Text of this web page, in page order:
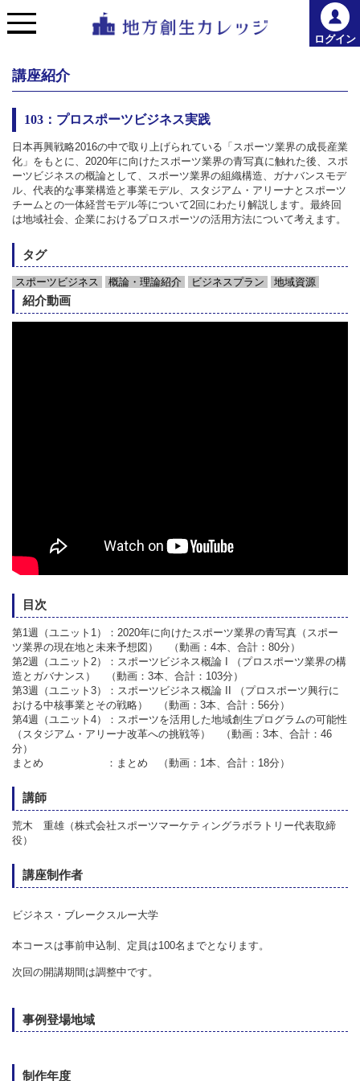
ログイン
講座紹介
103：プロスポーツビジネス実践
日本再興戦略2016の中で取り上げられている「スポーツ業界の成長産業
化」をもとに、2020年に向けたスポーツ業界の青写真に触れた後、スポ
ーツビジネスの概論として、スポーツ業界の組織構造、ガナバンスモデ
ル、代表的な事業構造と事業モデル、スタジアム・アリーナとスポーツ
チームとの一体経営モデル等について2回にわたり解説します。最終回
は地域社会、企業におけるプロスポーツの活用方法について考えます。
タグ
スポーツビジネス 概論・理論紹介 ビジネスプラン 地域資源
紹介動画
目次
第1週（ユニット1）：2020年に向けたスポーツ業界の青写真（スポー
ツ業界の現在地と未来予想図） （動画：4本、合計：80分）
第2週（ユニット2）：スポーツビジネス概論 I （プロスポーツ業界の構
造とガバナンス） （動画：3本、合計：103分）
第3週（ユニット3）：スポーツビジネス概論 II （プロスポーツ興行に
おける中核事業とその戦略） （動画：3本、合計：56分）
第4週（ユニット4）：スポーツを活用した地域創生プログラムの可能性
（スタジアム・アリーナ改革への挑戦等） （動画：3本、合計：46
分）
まとめ ：まとめ （動画：1本、合計：18分）
講師
荒木 重雄（株式会社スポーツマーケティングラボラトリー代表取締
役）
講座制作者
ビジネス・ブレークスルー大学
本コースは事前申込制、定員は100名までとなります。
次回の開講期間は調整中です。
事例登場地域
制作年度